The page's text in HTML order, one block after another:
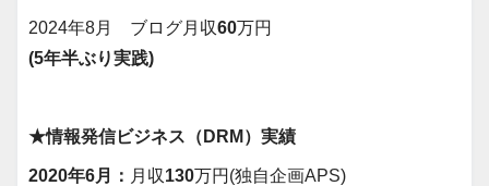
2024年8月 ブログ月収60万円
(5年半ぶり実践)
★情報発信ビジネス（DRM）実績
2020年6月： 月収130万円(独自企画APS)